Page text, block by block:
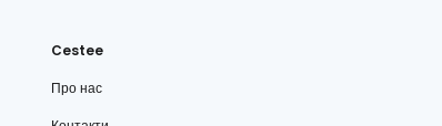
Cestee
Про нас